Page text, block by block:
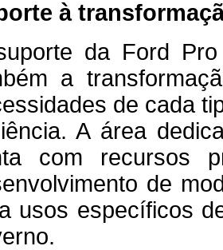
à
da Ford
a
de cada
A área
com recursos
de
usos específicos